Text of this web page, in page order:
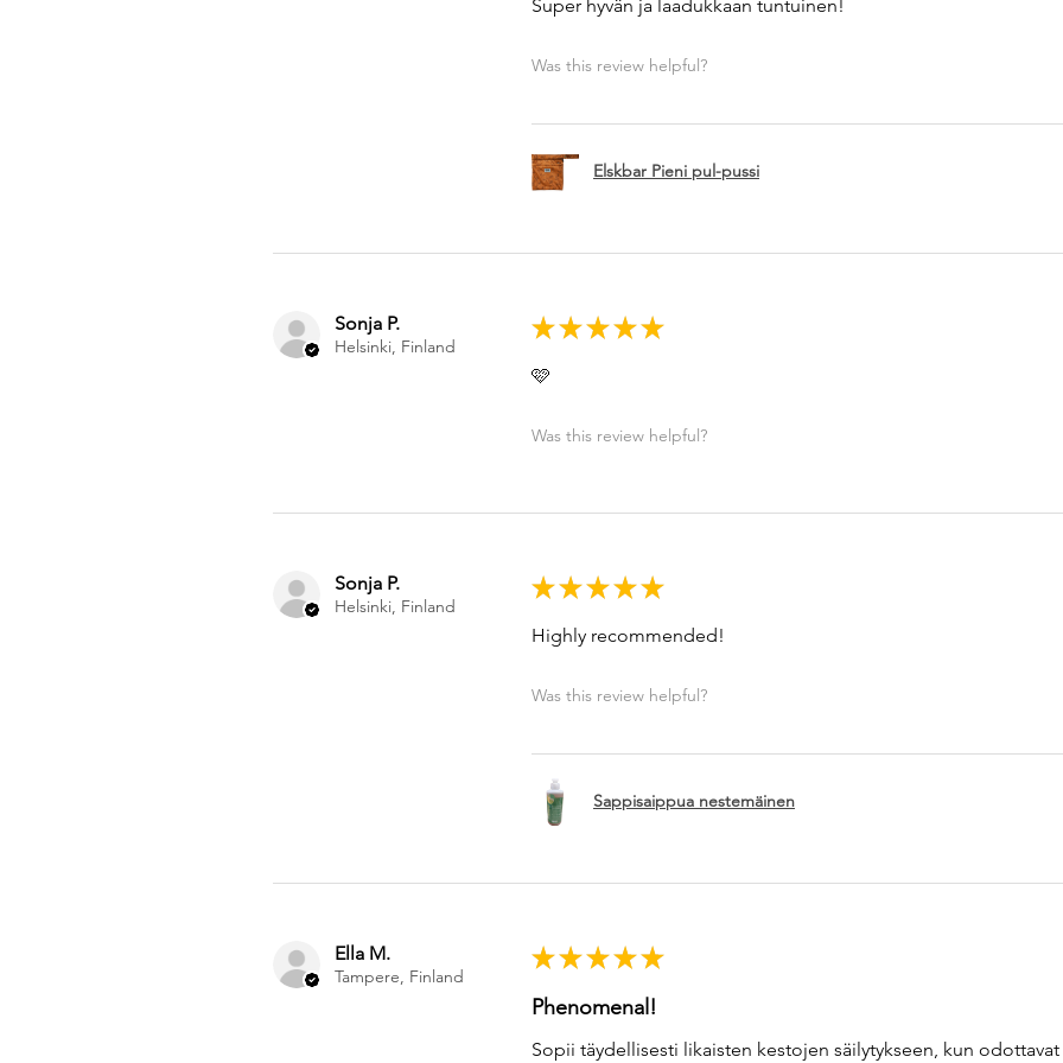
Super hyvän ja laadukkaan tuntuinen!
Was this review helpful?
Elskbar Pieni pul-pussi
Sonja P.
Helsinki, Finland
★ ★ ★ ★ ★
🩷
Was this review helpful?
Sonja P.
Helsinki, Finland
★ ★ ★ ★ ★
Highly recommended!
Was this review helpful?
Sappisaippua nestemäinen
Ella M.
Tampere, Finland
★ ★ ★ ★ ★
Phenomenal!
Sopii täydellisesti likaisten kestojen säilytykseen, kun